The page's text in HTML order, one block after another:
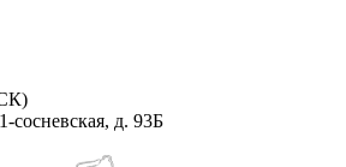
сосневская, д. 93Б